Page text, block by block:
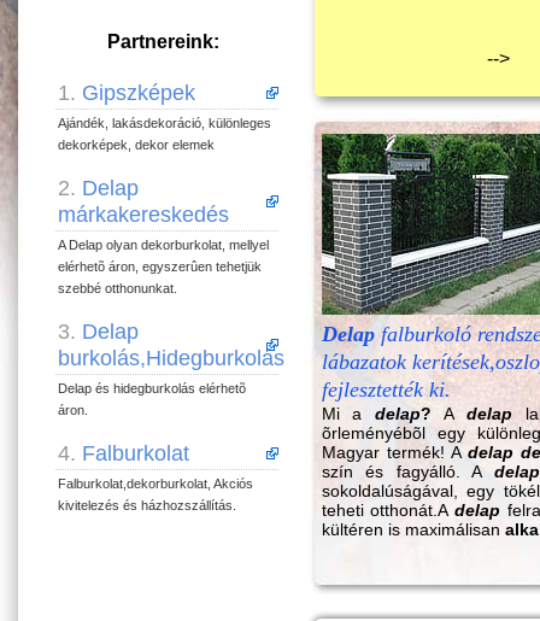
Partnereink:
1. Gipszképek
Ajándék, lakásdekoráció, különleges
dekorképek, dekor elemek
2. Delap
márkakereskedés
A Delap olyan dekorburkolat, mellyel
elérhetõ áron, egyszerûen tehetjük
szebbé otthonunkat.
3. Delap
burkolás,Hidegburkolás
Delap és hidegburkolás elérhetõ
áron.
4. Falburkolat
Falburkolat,dekorburkolat, Akciós
kivitelezés és házhozszállítás.
-->
Delap falburkoló
lábazatok
fejlesztették ki.
Mi a delap? Adelap
õrleményébõl egy
Magyar termék! A delap
szín és fagyálló. A delap
sokoldalúságával, egy
teheti otthonát.Adelap
kültéren is maximálisan